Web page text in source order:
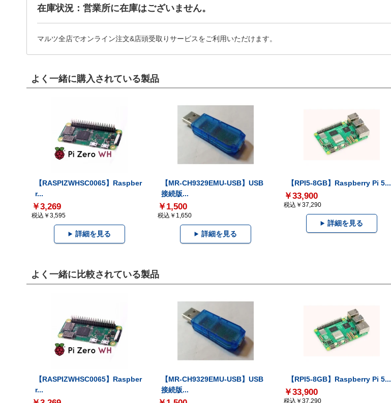
在庫状況：営業所に在庫はございません。
マルツ全店でオンライン注文&店頭受取りサービスをご利用いただけます。
よく一緒に購入されている製品
【RASPIZWHSC0065】Raspber
r...
￥3,269
税込￥3,595
詳細を見る
【MR-CH9329EMU-USB】USB
接続版...
￥1,500
税込￥1,650
詳細を見る
【RPI5-8GB】Raspberry Pi 5...
￥33,900
税込￥37,290
詳細を見る
よく一緒に比較されている製品
【RASPIZWHSC0065】Raspber
r...
【MR-CH9329EMU-USB】USB
接続版...
【RPI5-8GB】Raspberry Pi 5...
￥33,900
税込￥37,290